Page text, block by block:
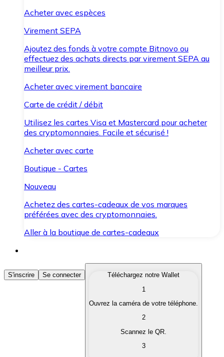
Acheter avec espèces
Virement SEPA
Ajoutez des fonds à votre compte Bitnovo ou
effectuez des achats directs par virement SEPA au
meilleur prix.
Acheter avec virement bancaire
Carte de crédit / débit
Utilisez les cartes Visa et Mastercard pour acheter
des cryptomonnaies. Facile et sécurisé !
Acheter avec carte
Boutique - Cartes
Nouveau
Achetez des cartes-cadeaux de vos marques
préférées avec des cryptomonnaies.
Aller à la boutique de cartes-cadeaux
Acheter des Cryptomonnaies
Achetez les cryptomonnaies qui vous intéressent
Convertissez vos cryptomonnaies en monnaie
S'inscrire Se connecter
Téléchargez notre Wallet
1
Ouvrez la caméra de votre téléphone.
2
Scannez le QR.
3